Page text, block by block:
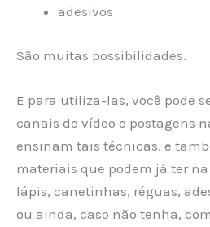
adesivos
São muitas possibilidades.
E para utiliza-las, você pode
canais de vídeo e postagens
ensinam tais técnicas, e
materiais que podem já ter na
lápis, canetinhas, réguas,
ou ainda, caso não tenha,